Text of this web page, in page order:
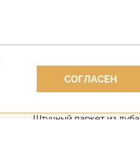
СОГЛАСЕН
Штучный паркет из дуба